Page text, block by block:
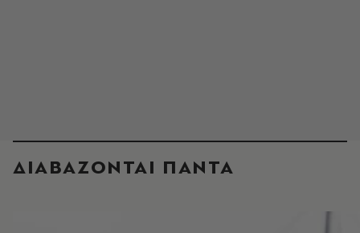
ΔΙΑΒΑΖΟΝΤΑΙ ΠΑΝΤΑ